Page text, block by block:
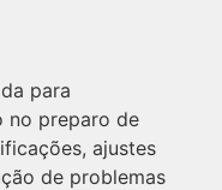
para
no preparo de
ajustes
de problemas